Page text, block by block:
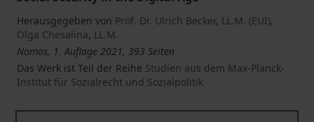
Herausgegeben von Prof. Dr. Ulrich Becker, LL.M. (EUI),
Olga Chesalina, LL.M.
Nomos, 1. Auflage 2021, 393 Seiten
Das Werk ist Teil der Reihe Studien aus dem Max-Planck-
Institut für Sozialrecht und Sozialpolitik